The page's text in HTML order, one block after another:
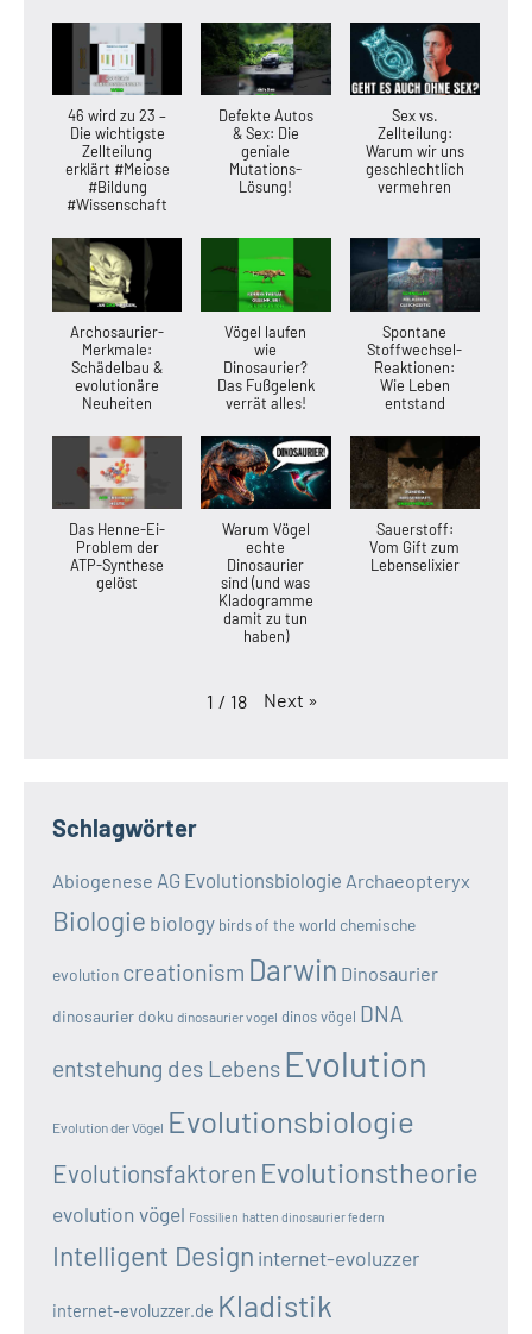
46 wird zu 23 –
Die wichtigste
Zellteilung
erklärt #Meiose
#Bildung
#Wissenschaft
Defekte Autos
& Sex: Die
geniale
Mutations-
Lösung!
Sex vs.
Zellteilung:
Warum wir uns
geschlechtlich
vermehren
Archosaurier-
Merkmale:
Schädelbau &
evolutionäre
Neuheiten
Vögel laufen
wie
Dinosaurier?
Das Fußgelenk
verrät alles!
Spontane
Stoffwechsel-
Reaktionen:
Wie Leben
entstand
Das Henne-Ei-
Problem der
ATP-Synthese
gelöst
Warum Vögel
echte
Dinosaurier
sind (und was
Kladogramme
damit zu tun
haben)
Sauerstoff:
Vom Gift zum
Lebenselixier
1 / 18 Next »
Schlagwörter
Abiogenese AG Evolutionsbiologie Archaeopteryx
Biologie biology birds of the world chemische
evolution creationism Darwin Dinosaurier
dinosaurier doku dinosaurier vogel dinos vögel DNA
entstehung des Lebens Evolution
Evolution der Vögel Evolutionsbiologie
Evolutionsfaktoren Evolutionstheorie
evolution vögel Fossilien hatten dinosaurier federn
Intelligent Design internet-evoluzzer
internet-evoluzzer.de Kladistik